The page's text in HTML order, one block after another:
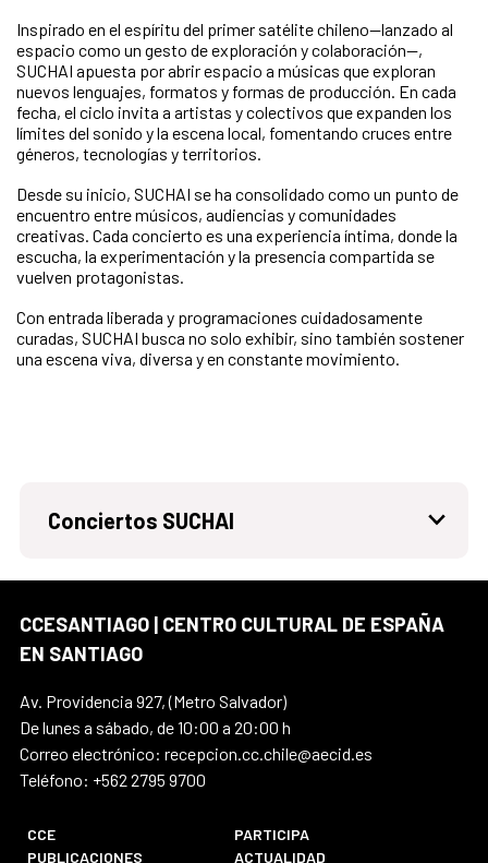
Inspirado en el espíritu del primer satélite chileno—lanzado al
espacio como un gesto de exploración y colaboración—,
SUCHAI apuesta por abrir espacio a músicas que exploran
nuevos lenguajes, formatos y formas de producción. En cada
fecha, el ciclo invita a artistas y colectivos que expanden los
límites del sonido y la escena local, fomentando cruces entre
géneros, tecnologías y territorios.
Desde su inicio, SUCHAI se ha consolidado como un punto de
encuentro entre músicos, audiencias y comunidades
creativas. Cada concierto es una experiencia íntima, donde la
escucha, la experimentación y la presencia compartida se
vuelven protagonistas.
Con entrada liberada y programaciones cuidadosamente
curadas, SUCHAI busca no solo exhibir, sino también sostener
una escena viva, diversa y en constante movimiento.
Conciertos SUCHAI
CCESANTIAGO | CENTRO CULTURAL DE ESPAÑA
EN SANTIAGO
Av. Providencia 927, (Metro Salvador)
De lunes a sábado, de 10:00 a 20:00 h
Correo electrónico: recepcion.cc.chile@aecid.es
Teléfono: +562 2795 9700
CCE
PARTICIPA
PUBLICACIONES
ACTUALIDAD